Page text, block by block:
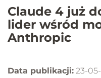
Claude 4 już
lider wśród
Anthropic
Data publikacji: 23-